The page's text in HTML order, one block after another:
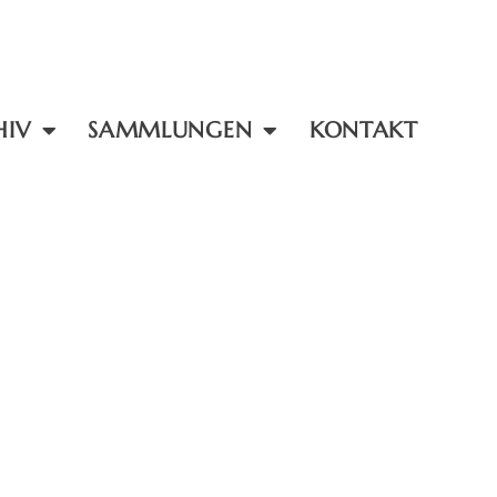
SAMMLUNGEN KONTAKT